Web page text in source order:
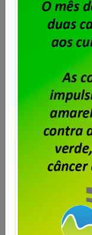
que o
Saiba mais